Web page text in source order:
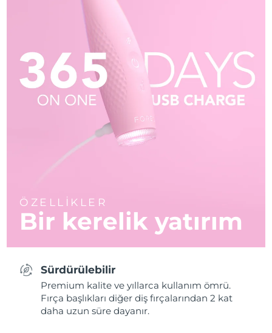
ÖZELLİKLER
Bir kerelik yatırım
Sürdürülebilir
Premium kalite ve yıllarca kullanım ömrü.
Fırça başlıkları diğer diş fırçalarından 2 kat
daha uzun süre dayanır.